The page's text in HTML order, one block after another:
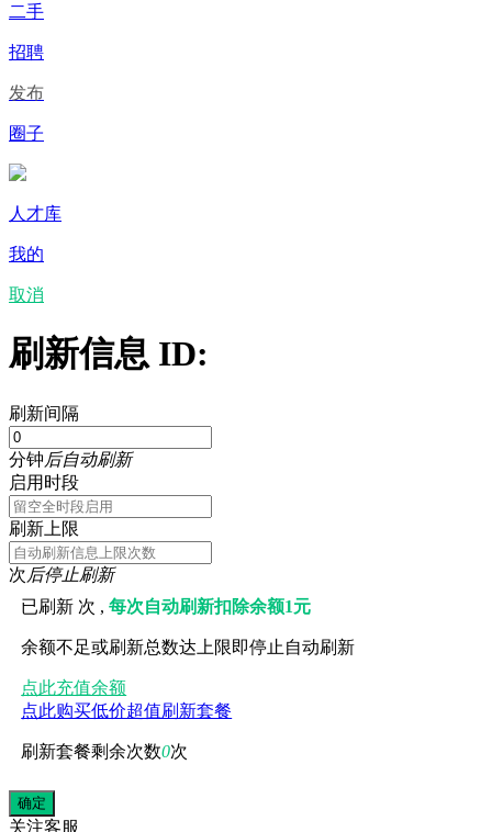
二手
招聘
发布
圈子
人才库
我的
取消
刷新信息 ID:
刷新间隔
分钟后自动刷新
启用时段
刷新上限
次后停止刷新
已刷新 次 ,每次自动刷新扣除余额1元
余额不足或刷新总数达上限即停止自动刷新
点此充值余额
点此购买低价超值刷新套餐
刷新套餐剩余次数0次
关注客服